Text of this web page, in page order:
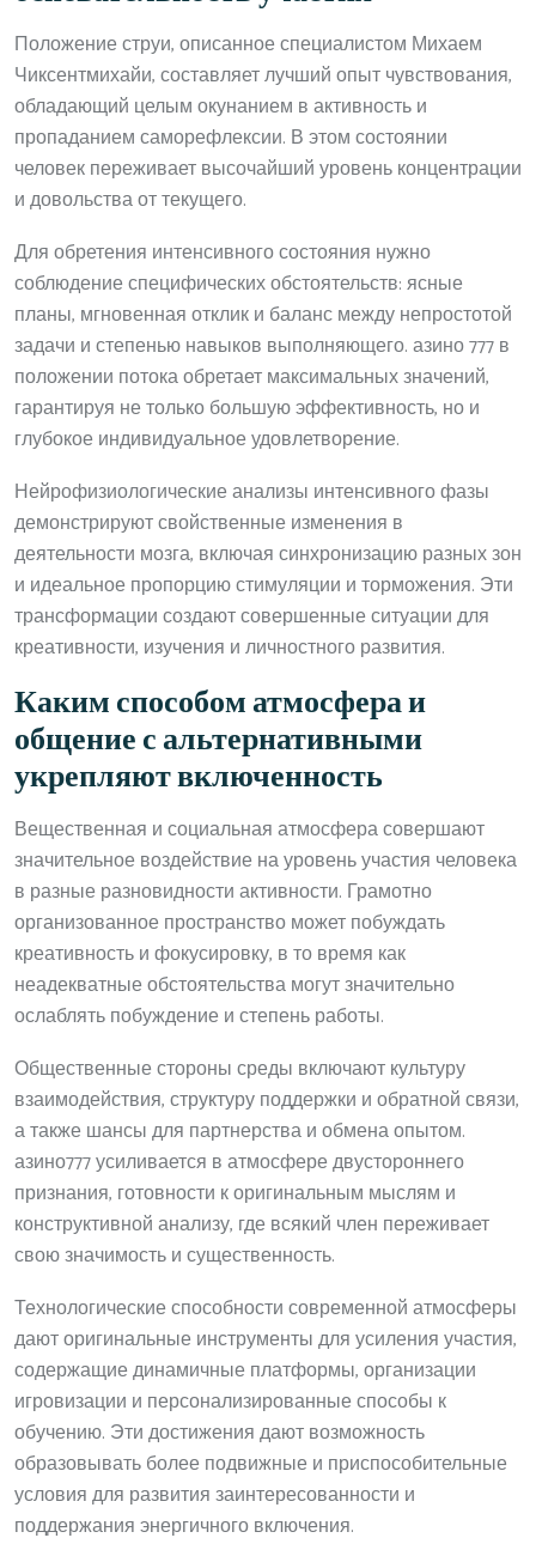
Положение струи, описанное специалистом Михаем
Чиксентмихайи, составляет лучший опыт чувствования,
обладающий целым окунанием в активность и
пропаданием саморефлексии. В этом состоянии
человек переживает высочайший уровень концентрации
и довольства от текущего.
Для обретения интенсивного состояния нужно
соблюдение специфических обстоятельств: ясные
планы, мгновенная отклик и баланс между непростотой
задачи и степенью навыков выполняющего. азино 777 в
положении потока обретает максимальных значений,
гарантируя не только большую эффективность, но и
глубокое индивидуальное удовлетворение.
Нейрофизиологические анализы интенсивного фазы
демонстрируют свойственные изменения в
деятельности мозга, включая синхронизацию разных зон
и идеальное пропорцию стимуляции и торможения. Эти
трансформации создают совершенные ситуации для
креативности, изучения и личностного развития.
Каким способом атмосфера и
общение с альтернативными
укрепляют включенность
Вещественная и социальная атмосфера совершают
значительное воздействие на уровень участия человека
в разные разновидности активности. Грамотно
организованное пространство может побуждать
креативность и фокусировку, в то время как
неадекватные обстоятельства могут значительно
ослаблять побуждение и степень работы.
Общественные стороны среды включают культуру
взаимодействия, структуру поддержки и обратной связи,
а также шансы для партнерства и обмена опытом.
азино777 усиливается в атмосфере двустороннего
признания, готовности к оригинальным мыслям и
конструктивной анализу, где всякий член переживает
свою значимость и существенность.
Технологические способности современной атмосферы
дают оригинальные инструменты для усиления участия,
содержащие динамичные платформы, организации
игровизации и персонализированные способы к
обучению. Эти достижения дают возможность
образовывать более подвижные и приспособительные
условия для развития заинтересованности и
поддержания энергичного включения.